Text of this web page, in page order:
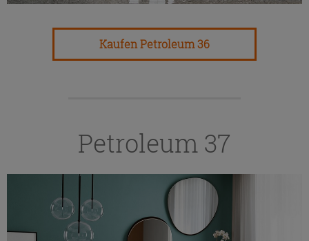
Kaufen Petroleum 36
Petroleum 37